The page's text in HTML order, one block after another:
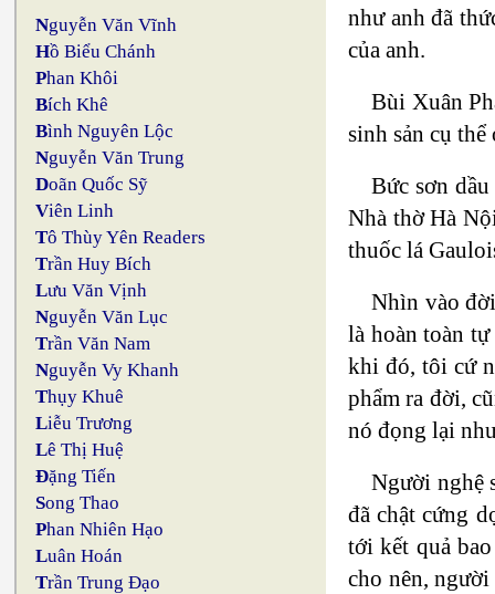
Nguyễn Văn Vĩnh
Hồ Biểu Chánh
Phan Khôi
Bích Khê
Bình Nguyên Lộc
Nguyễn Văn Trung
Doãn Quốc Sỹ
Viên Linh
Tô Thùy Yên Readers
Trần Huy Bích
Lưu Văn Vịnh
Nguyễn Văn Lục
Trần Văn Nam
Nguyễn Vy Khanh
Thụy Khuê
Liễu Trương
Lê Thị Huệ
Đặng Tiến
Song Thao
Phan Nhiên Hạo
Luân Hoán
Trần Trung Đạo
như anh đã
của anh.
Bùi Xuân
sinh sản cụ
Bức sơn
Nhà thờ Hà
thuốc lá
Nhìn vào
là hoàn toàn
khi đó, tôi cứ
phẩm ra đời,
nó đọng lại
Người nghệ
đã chật cứng
tới kết quả
cho nên,